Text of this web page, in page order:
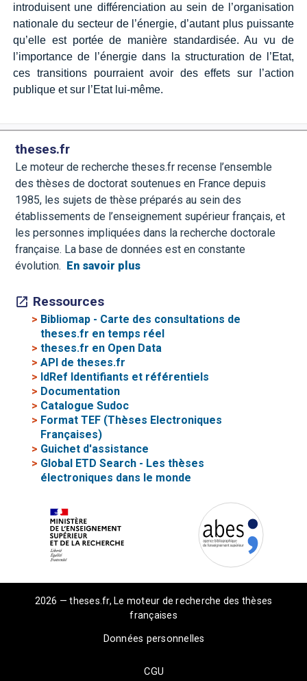
introduisent une différenciation au sein de l’organisation
nationale du secteur de l’énergie, d’autant plus puissante
qu’elle est portée de manière standardisée. Au vu de
l’importance de l’énergie dans la structuration de l’Etat,
ces transitions pourraient avoir des effets sur l’action
publique et sur l’Etat lui-même.
theses.fr
Le moteur de recherche theses.fr recense l’ensemble
des thèses de doctorat soutenues en France depuis
1985, les sujets de thèse préparés au sein des
établissements de l’enseignement supérieur français, et
les personnes impliquées dans la recherche doctorale
française. La base de données est en constante
évolution.
En savoir plus
Ressources
> Bibliomap - Carte des consultations de
theses.fr en temps réel
>theses.fr en Open Data
>API de theses.fr
> IdRef Identifiants et référentiels
> Documentation
> Catalogue Sudoc
> Format TEF (Thèses Electroniques
Françaises)
> Guichet d'assistance
> Global ETD Search - Les thèses
électroniques dans le monde
2026 — theses.fr, Le moteur de recherche des thèses
françaises
Données personnelles
CGU